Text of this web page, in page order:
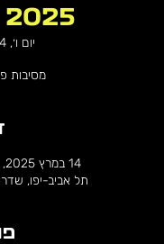
2025 אקספו שישי
יום ו׳, 14 במרץ
מסיבות פורים 2025
14 במרץ 2025, 22:00 – 15 במרץ 2025, 6:00
תל אביב-יפו, שדרות רוקח 101, תל